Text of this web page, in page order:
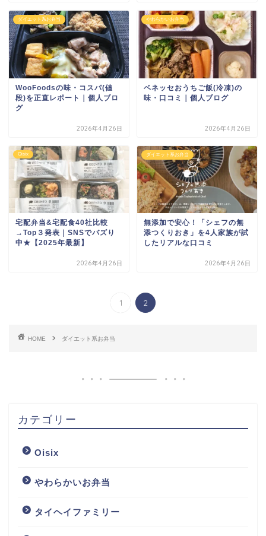
ダイエット系お弁当
WooFoodsの味・コスパ(値
段)を正直レポート｜個人ブロ
グ
2026年4月26日
やわらかいお弁当
ベネッセおうちご飯(冷凍)の
味・口コミ｜個人ブログ
2026年4月26日
Oisix
宅配弁当&宅配食40社比較
→Top３発表｜SNSでバズり
中★【2025年最新】
2026年4月26日
ダイエット系お弁当
無添加で安心！「シェフの無
添つくりおき」を4人家族が試
したリアルな口コミ
2026年4月26日
1 2
HOME ダイエット系お弁当
カテゴリー
Oisix
やわらかいお弁当
タイヘイファミリー